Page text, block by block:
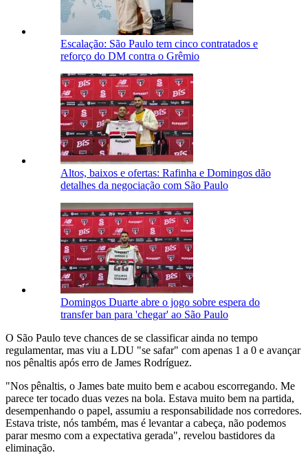
Escalação: São Paulo tem cinco contratados e
reforço do DM contra o Grêmio
Altos, baixos e ofertas: Rafinha e Domingos dão
detalhes da negociação com São Paulo
Domingos Duarte abre o jogo sobre espera do
transfer ban para 'chegar' ao São Paulo
O São Paulo teve chances de se classificar ainda no tempo
regulamentar, mas viu a LDU "se safar" com apenas 1 a 0 e avançar
nos pênaltis após erro de James Rodríguez.
"Nos pênaltis, o James bate muito bem e acabou escorregando. Me
parece ter tocado duas vezes na bola. Estava muito bem na partida,
desempenhando o papel, assumiu a responsabilidade nos corredores.
Estava triste, nós também, mas é levantar a cabeça, não podemos
parar mesmo com a expectativa gerada", revelou bastidores da
eliminação.